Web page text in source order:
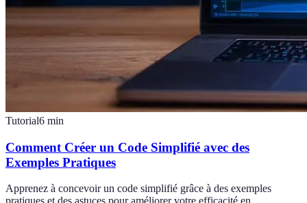
Tutorial6 min
Comment Créer un Code Simplifié avec des
Exemples Pratiques
Apprenez à concevoir un code simplifié grâce à des exemples